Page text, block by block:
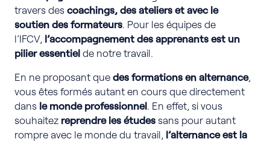
travers des coachings, des ateliers et avec le
soutien des formateurs. Pour les équipes de
l’IFCV, l’accompagnement des apprenants est un
pilier essentiel de notre travail.
En ne proposant que des formations en alternance,
vous êtes formés autant en cours que directement
dans le monde professionnel. En effet, si vous
souhaitez reprendre les études sans pour autant
rompre avec le monde du travail, l’alternance est la